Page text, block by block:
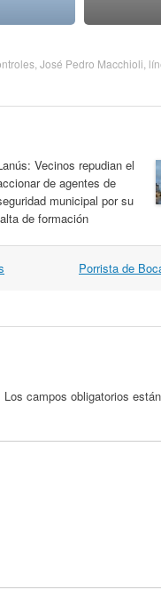
José Pedro Macchioli
Vecinos repudian el
de agentes de
municipal por su
de formación
Porrista de
Los campos obligatorios